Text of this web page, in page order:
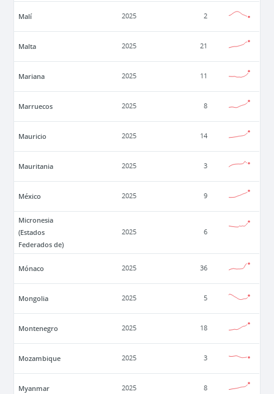
Malí 2025 2
Malta 2025 21
Mariana 2025 11
Marruecos 2025 8
Mauricio 2025 14
Mauritania 2025 3
México 2025 9
Micronesia
(Estados
Federados de)
2025 6
Mónaco 2025 36
Mongolia 2025 5
Montenegro 2025 18
Mozambique 2025 3
Myanmar 2025 8